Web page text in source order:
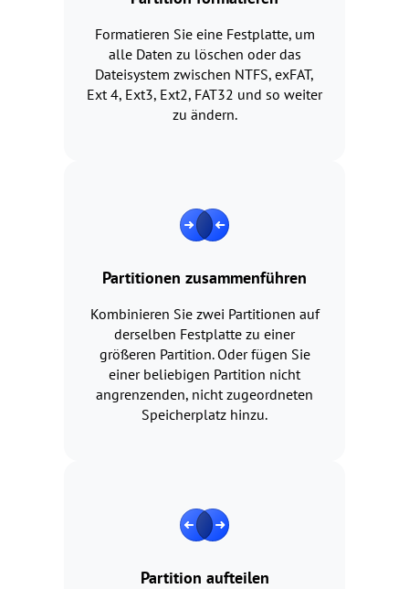
Formatieren Sie eine Festplatte, um
alle Daten zu löschen oder das
Dateisystem zwischen NTFS, exFAT,
Ext 4, Ext3, Ext2, FAT32 und so weiter
zu ändern.
Partitionen zusammenführen
Kombinieren Sie zwei Partitionen auf
derselben Festplatte zu einer
größeren Partition. Oder fügen Sie
einer beliebigen Partition nicht
angrenzenden, nicht zugeordneten
Speicherplatz hinzu.
Partition aufteilen